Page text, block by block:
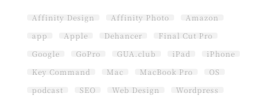
Affinity Design Affinity Photo
Amazon
app
Apple Dehancer
Final Cut Pro
Google
GoPro GUA.club iPad
iPhone
Key Command
Mac MacBook Pro
OS
podcast
SEO Web Design
Wordpress